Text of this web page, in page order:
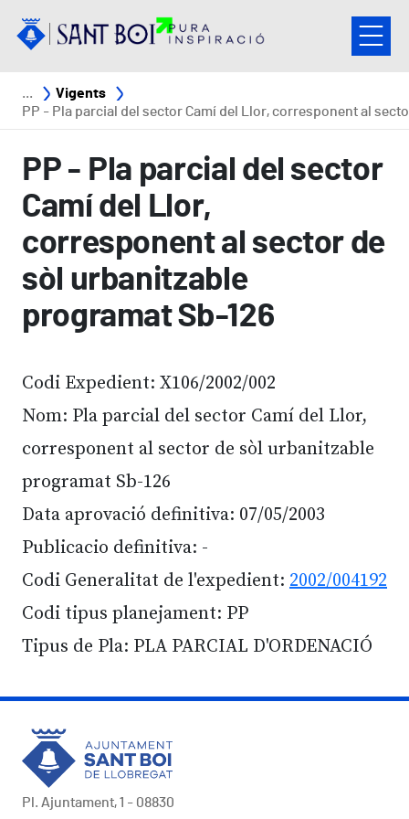
Fil d'ariadna
Vigents
PP - Pla parcial del sector Camí del Llor, corresponent al sector de sòl urbanitzable programat Sb-
PP - Pla parcial del sector
Camí del Llor,
corresponent al sector de
sòl urbanitzable
programat Sb-126
Codi Expedient: X106/2002/002
Nom: Pla parcial del sector Camí del Llor,
corresponent al sector de sòl urbanitzable
programat Sb-126
Data aprovació definitiva: 07/05/2003
Publicacio definitiva: -
Codi Generalitat de l'expedient: 2002/004192
Codi tipus planejament: PP
Tipus de Pla: PLA PARCIAL D'ORDENACIÓ
Pl. Ajuntament, 1 - 08830